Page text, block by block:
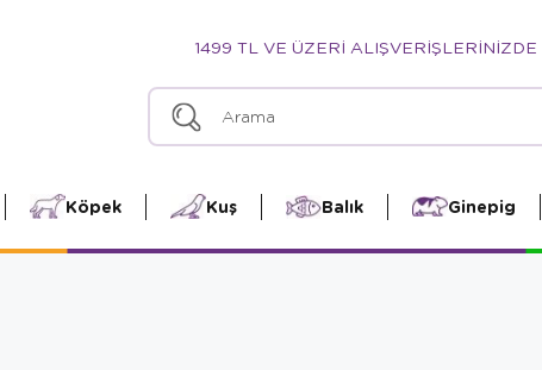
1499 TL VE ÜZERİ ALIŞVERİŞLERİNİZDE
Köpek Kuş Balık Ginepig